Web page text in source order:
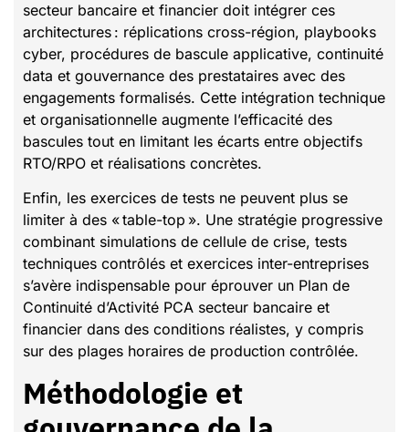
secteur bancaire et financier doit intégrer ces
architectures : réplications cross-région, playbooks
cyber, procédures de bascule applicative, continuité
data et gouvernance des prestataires avec des
engagements formalisés. Cette intégration technique
et organisationnelle augmente l’efficacité des
bascules tout en limitant les écarts entre objectifs
RTO/RPO et réalisations concrètes.
Enfin, les exercices de tests ne peuvent plus se
limiter à des « table-top ». Une stratégie progressive
combinant simulations de cellule de crise, tests
techniques contrôlés et exercices inter-entreprises
s’avère indispensable pour éprouver un Plan de
Continuité d’Activité PCA secteur bancaire et
financier dans des conditions réalistes, y compris
sur des plages horaires de production contrôlée.
Méthodologie et